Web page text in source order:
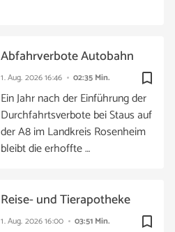
bookmark_border
1. Aug. 202616:46 02:35 Min.
Abfahrverbote Autobahn
Ein Jahr nach der Einführung der
Durchfahrtsverbote bei Staus auf
der A8 im Landkreis Rosenheim
bleibt die erhoffte …
bookmark_border
1. Aug. 202616:00 03:51 Min.
Reise- und Tierapotheke